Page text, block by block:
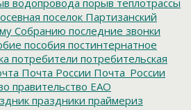
поселок Партизанский
Собранию последние звонки
пособия постинтернатное
потребители потребительская
Почта России Почта_России
правительство ЕАО
праздники праймериз